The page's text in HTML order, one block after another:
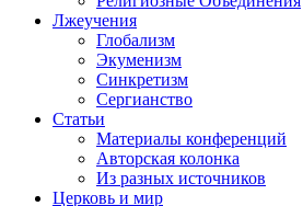
Лжеучения
Глобализм
Экуменизм
Синкретизм
Сергианство
Статьи
Материалы конференций
Авторская колонка
Из разных источников
Церковь и мир